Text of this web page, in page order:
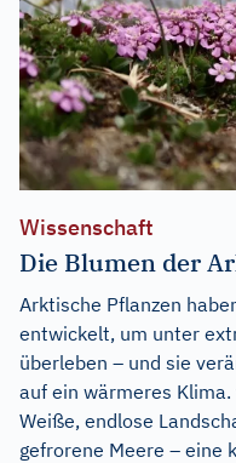
Wissenschaft
Die Blumen der
Arktische Pflanzen
entwickelt, um unter
überleben – und sie
auf ein wärmeres Klima.
Weiße, endlose
gefrorene Meere – eine